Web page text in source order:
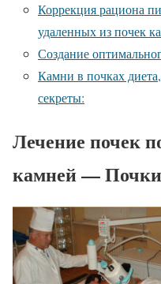
Коррекция рациона
удаленных из почек
Создание
Камни в почках
секреты:
Лечение почек
камней —